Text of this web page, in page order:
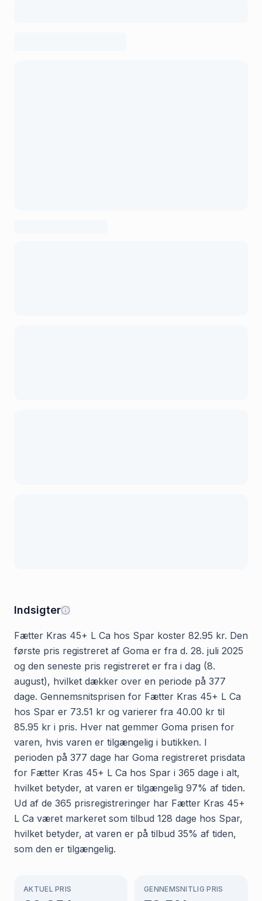
Indsigter
Fætter Kras 45+ L Ca hos Spar koster 82.95 kr. Den
første pris registreret af Goma er fra d. 28. juli 2025
og den seneste pris registreret er fra i dag (8.
august), hvilket dækker over en periode på 377
dage. Gennemsnitsprisen for Fætter Kras 45+ L Ca
hos Spar er 73.51 kr og varierer fra 40.00 kr til
85.95 kr i pris. Hver nat gemmer Goma prisen for
varen, hvis varen er tilgængelig i butikken. I
perioden på 377 dage har Goma registreret prisdata
for Fætter Kras 45+ L Ca hos Spar i 365 dage i alt,
hvilket betyder, at varen er tilgængelig 97% af tiden.
Ud af de 365 prisregistreringer har Fætter Kras 45+
L Ca været markeret som tilbud 128 dage hos Spar,
hvilket betyder, at varen er på tilbud 35% af tiden,
som den er tilgængelig.
AKTUEL PRIS GENNEMSNITLIG PRIS